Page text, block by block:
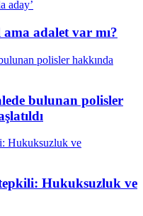
adalet var mı?
bulunan polisler
Hukuksuzluk ve